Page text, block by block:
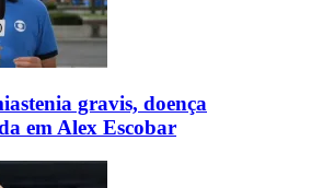
gravis, doença
em Alex Escobar